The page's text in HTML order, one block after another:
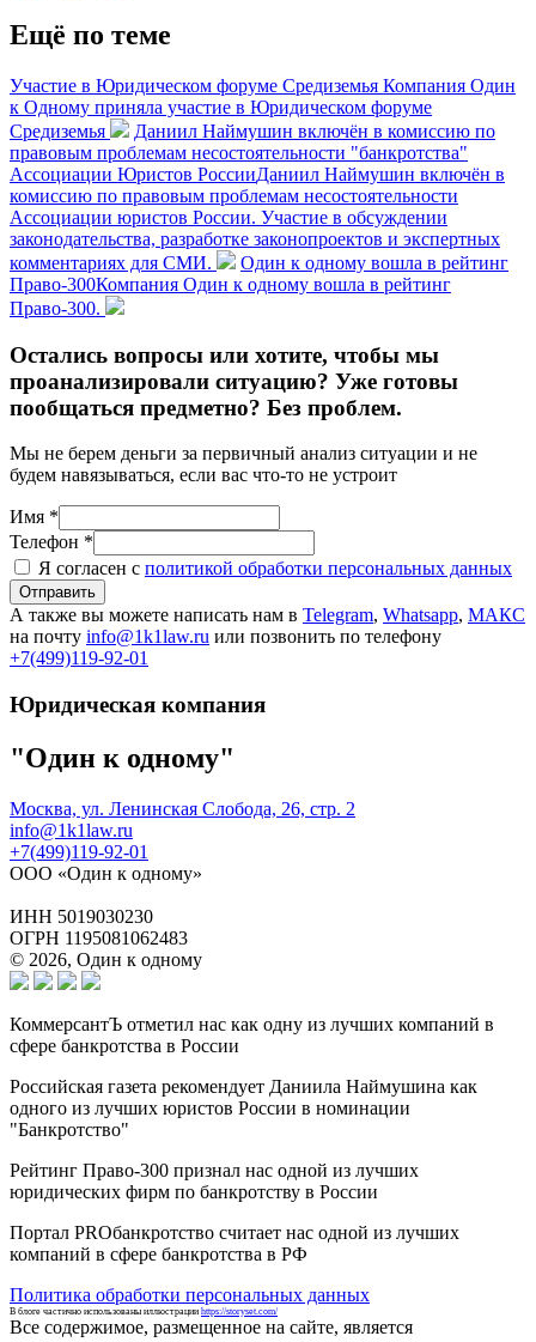
Ещё по теме
Участие в Юридическом форуме Средиземья Компания Один
к Одному приняла участие в Юридическом форуме
Средиземья
Даниил Наймушин включён в комиссию по
правовым проблемам несостоятельности "банкротства"
Ассоциации Юристов РоссииДаниил Наймушин включён в
комиссию по правовым проблемам несостоятельности
Ассоциации юристов России. Участие в обсуждении
законодательства, разработке законопроектов и экспертных
комментариях для СМИ.
Один к одному вошла в рейтинг
Право-300Компания Один к одному вошла в рейтинг
Право-300.
Остались вопросы или хотите, чтобы мы
проанализировали ситуацию? Уже готовы
пообщаться предметно? Без проблем.
Мы не берем деньги за первичный анализ ситуации и не
будем навязываться, если вас что-то не устроит
Имя *
Телефон *
Я согласен с политикой обработки персональных данных
Отправить
А также вы можете написать нам в Telegram, Whatsapp, МАКС
на почту info@1k1law.ru или позвонить по телефону
+7(499)119-92-01
Юридическая компания
"Один к одному"
Москва, ул. Ленинская Слобода, 26, стр. 2
info@1k1law.ru
+7(499)119-92-01
ООО «Один к одному»
ИНН 5019030230
ОГРН 1195081062483
© 2026, Один к одному
КоммерсантЪ отметил нас как одну из лучших компаний в
сфере банкротства в России
Российская газета рекомендует Даниила Наймушина как
одного из лучших юристов России в номинации
"Банкротство"
Рейтинг Право-300 признал нас одной из лучших
юридических фирм по банкротству в России
Портал PROбанкротство считает нас одной из лучших
компаний в сфере банкротства в РФ
Политика обработки персональных данных
В блоге частично использованы иллюстрации https://storyset.com/
Все содержимое, размещенное на сайте, является